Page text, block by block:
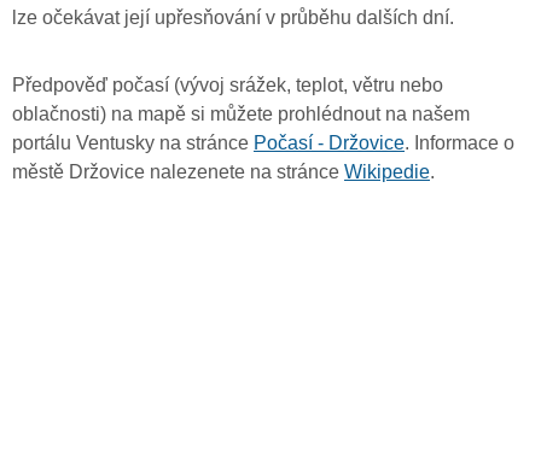
lze očekávat její upřesňování v průběhu dalších dní.
Předpověď počasí (vývoj srážek, teplot, větru nebo
oblačnosti) na mapě si můžete prohlédnout na našem
portálu Ventusky na stránce Počasí - Držovice. Informace o
městě Držovice nalezenete na stránce Wikipedie.